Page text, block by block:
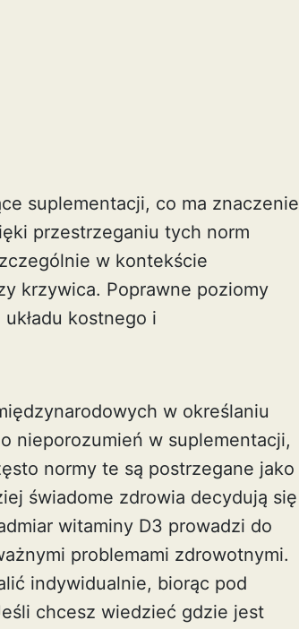
suplementacji, co ma znaczenie
przestrzeganiu tych norm
w kontekście
krzywica. Poprawne poziomy
kostnego i
w określaniu
nieporozumień w suplementacji,
normy te są postrzegane jako
świadome zdrowia decydują się
witaminy D3 prowadzi do
problemami zdrowotnymi.
indywidualnie, biorąc pod
chcesz wiedzieć gdzie jest